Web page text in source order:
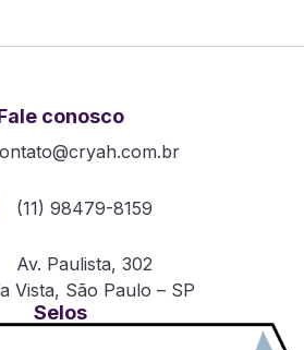
conosco
(11) 98479-8159
Av. Paulista, 302
Vista, São Paulo – SP
Selos